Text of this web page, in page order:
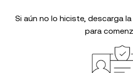
Si aún no lo hiciste, descarga
para